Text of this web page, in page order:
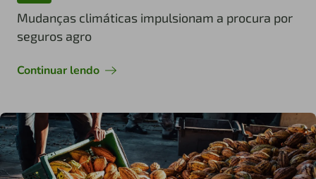
Mudanças climáticas impulsionam a procura por
seguros agro
Continuar lendo